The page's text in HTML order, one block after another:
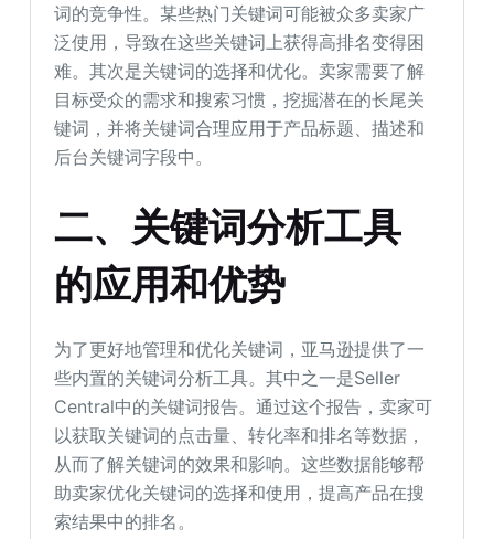
词的竞争性。某些热门关键词可能被众多卖家广
泛使用，导致在这些关键词上获得高排名变得困
难。其次是关键词的选择和优化。卖家需要了解
目标受众的需求和搜索习惯，挖掘潜在的长尾关
键词，并将关键词合理应用于产品标题、描述和
后台关键词字段中。
二、关键词分析工具
的应用和优势
为了更好地管理和优化关键词，亚马逊提供了一
些内置的关键词分析工具。其中之一是Seller
Central中的关键词报告。通过这个报告，卖家可
以获取关键词的点击量、转化率和排名等数据，
从而了解关键词的效果和影响。这些数据能够帮
助卖家优化关键词的选择和使用，提高产品在搜
索结果中的排名。